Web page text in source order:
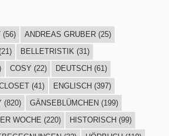
(56) ANDREAS GRUBER(25)
BELLETRISTIK(31)
COSY (22) DEUTSCH (61)
(41) ENGLISCH(397)
(820) GÄNSEBLÜMCHEN(199)
WOCHE (220) HISTORISCH (99)